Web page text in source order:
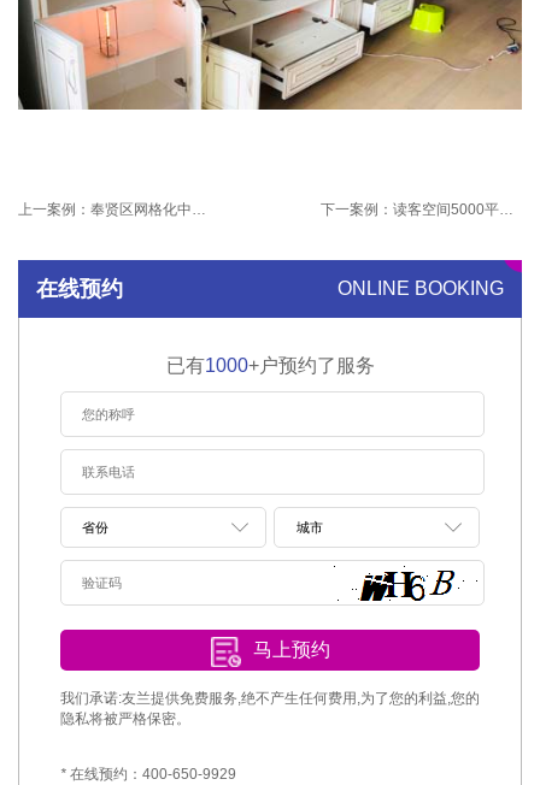
上一案例： 奉贤区网格化中心空气净化项目 下一案例： 读客空间5000平治理项目
ONLINE BOOKING
在线预约
已有1000+户预约了服务
马上预约
我们承诺:友兰提供免费服务,绝不产生任何费用,为了您的利益,您的
隐私将被严格保密。
* 在线预约：400-650-9929